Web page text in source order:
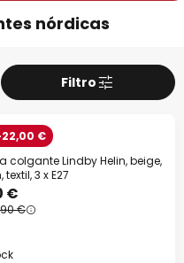
nórdicas
Filtro
22,00 €
colgante Lindby Helin, beige,
3 x E27
€
€
extra
109 €
159 €